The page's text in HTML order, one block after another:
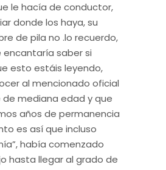
le hacía de conductor,
donde los haya, su
de pila no .lo recuerdo,
encantaría saber si
esto estáis leyendo,
al mencionado oficial
de mediana edad y que
años de permanencia
es así que incluso
había comenzado
hasta llegar al grado de